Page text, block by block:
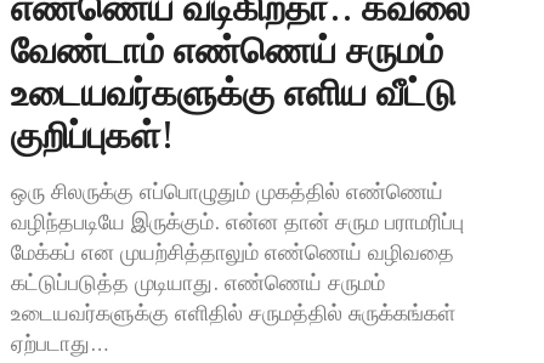
வேண்டாம் எண்ணெய் சருமம்
உடையவர்களுக்கு எளிய வீட்டு
குறிப்புகள்!
ஒரு சிலருக்கு எப்பொழுதும் முகத்தில் எண்ணெய்
வழிந்தபடியே இருக்கும். என்ன தான் சரும பராமரிப்பு
மேக்கப் என முயற்சித்தாலும் எண்ணெய் வழிவதை
கட்டுப்படுத்த முடியாது. எண்ணெய் சருமம்
உடையவர்களுக்கு எளிதில் சருமத்தில் சுருக்கங்கள்
ஏற்படாது…